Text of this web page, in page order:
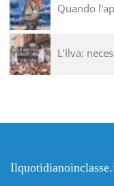
Quando
L’Ilva: